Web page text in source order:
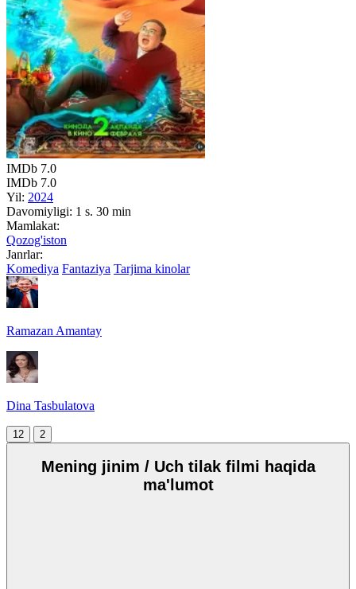
IMDb 7.0
IMDb 7.0
Yil: 2024
Davomiyligi: 1 s. 30 min
Mamlakat:
Qozog'iston
Janrlar:
Komediya Fantaziya Tarjima kinolar
Ramazan Amantay
Dina Tasbulatova
12 2
Mening jinim / Uch tilak filmi haqida
ma'lumot